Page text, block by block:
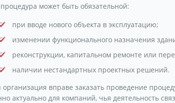
может быть обязательной:
при вводе нового объекта в эксплуатацию;
изменении функционального назначения
реконструкции, капитальном ремонте или
наличии нестандартных проектных решений.
вправе заказать проведение
актуально для компаний, чья деятельность